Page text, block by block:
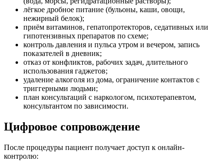
лёгкое дробное питание (бульоны, каши, овощи,
нежирный белок);
приём витаминов, гепатопротекторов, седативных или
гипотензивных препаратов по схеме;
контроль давления и пульса утром и вечером, запись
показателей в дневник;
отказ от конфликтов, рабочих задач, длительного
использования гаджетов;
удаление алкоголя из дома, ограничение контактов с
триггерными людьми;
план консультаций с наркологом, психотерапевтом,
консультантом по зависимости.
Цифровое сопровождение
После процедуры пациент получает доступ к онлайн-
контролю: